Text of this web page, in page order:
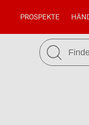
PROSPEKTE